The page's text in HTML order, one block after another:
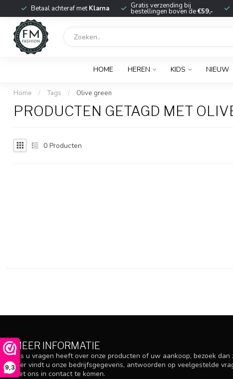
9,3
Betaal achteraf metKlarna Gratis verzending bij
bestellingen boven de€59,-
HOME HEREN KIDS NIEUW
Home / Tags / Olive green
PRODUCTEN GETAGD MET
0 Producten
MEER INFORMATIE
Als u vragen heeft over onze producten of uw aankoop, bezoek dan
Hier vindt u onze bedrijfsgegevens, antwoorden op veelgestelde
met ons in contact te komen.